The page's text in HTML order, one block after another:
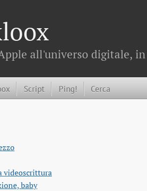
all'universo digitale,
Script Ping! Cerca
videoscrittura
baby